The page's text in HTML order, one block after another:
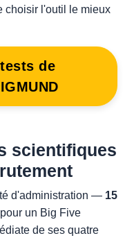
choisir l'outil le mieux
de
scientifiques
d'administration — 15
un Big Five
de ses quatre